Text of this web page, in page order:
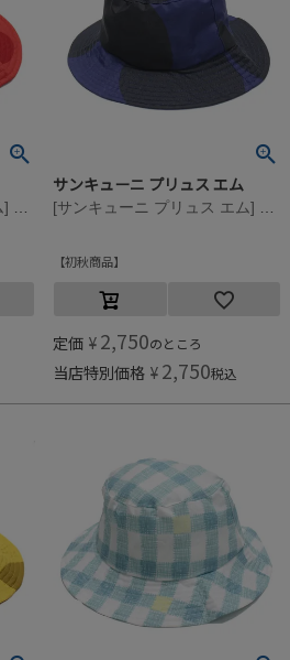
サンキューニ プリュス エム
初秋商品
定価 ¥ 2,750のところ
当店特別価格 ¥ 2,750税込